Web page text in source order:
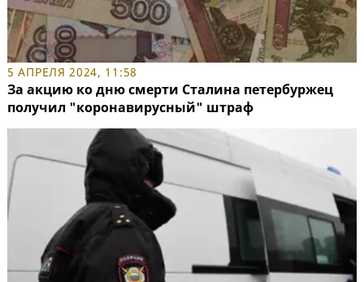
5 АПРЕЛЯ 2024, 11:58
За акцию ко дню смерти Сталина петербуржец
получил "коронавирусный" штраф